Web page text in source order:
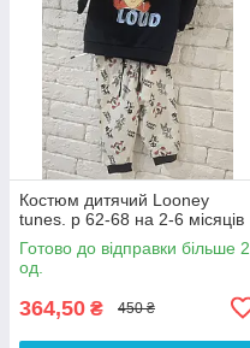
Костюм дитячий Looney
tunes. р 62-68 на 2-6 місяців
Готово до відправки більше 2
од.
364,50 ₴ 450 ₴